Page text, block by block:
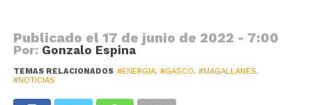
Publicado el 17 de junio de 2022 - 7:00
Por: Gonzalo Espina
TEMAS RELACIONADOS #ENERGIA, #GASCO, #MAGALLANES,
#NOTICIAS